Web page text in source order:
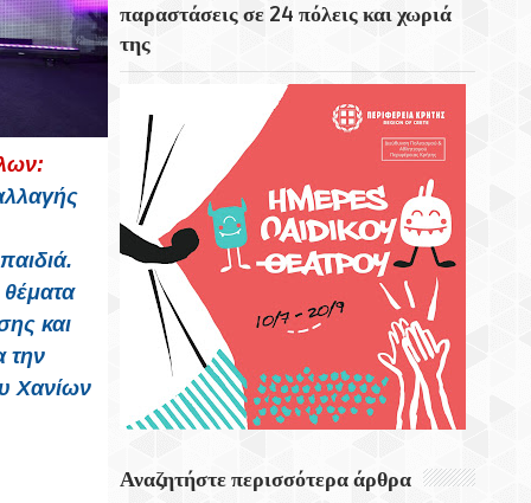
και
την
Χανίων
παραστάσεις σε 24 πόλεις και χωριά
της
Αναζητήστε περισσότερα άρθρα